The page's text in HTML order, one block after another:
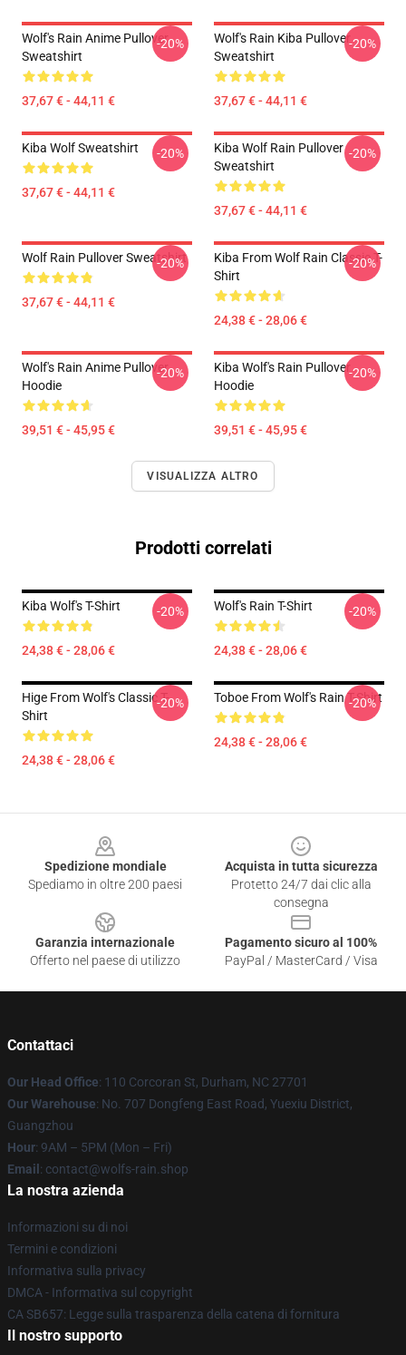
Wolf's Rain Anime Pullover
Sweatshirt
37,67 € - 44,11 €
-20%
Wolf's Rain Kiba Pullover
Sweatshirt
37,67 € - 44,11 €
-20%
Kiba Wolf Sweatshirt
37,67 € - 44,11 €
-20%
Kiba Wolf Rain Pullover
Sweatshirt
37,67 € - 44,11 €
-20%
Wolf Rain Pullover Sweatshirt
37,67 € - 44,11 €
-20%
Kiba From Wolf Rain Classic T-
Shirt
24,38 € - 28,06 €
-20%
Wolf's Rain Anime Pullover
Hoodie
39,51 € - 45,95 €
-20%
Kiba Wolf's Rain Pullover
Hoodie
39,51 € - 45,95 €
-20%
VISUALIZZA ALTRO
Prodotti correlati
Kiba Wolf's T-Shirt
24,38 € - 28,06 €
-20% Wolf's Rain T-Shirt
24,38 € - 28,06 €
-20%
Hige From Wolf's Classic T-
Shirt
24,38 € - 28,06 €
-20% Toboe From Wolf's Rain T-Shirt
24,38 € - 28,06 €
-20%
Spedizione mondiale
Spediamo in oltre 200 paesi
Acquista in tutta sicurezza
Protetto 24/7 dai clic alla
consegna
Garanzia internazionale
Offerto nel paese di utilizzo
Pagamento sicuro al 100%
PayPal / MasterCard / Visa
Contattaci
Our Head Office: 110 Corcoran St, Durham, NC 27701
Our Warehouse: No. 707 Dongfeng East Road, Yuexiu District,
Guangzhou
Hour: 9AM – 5PM (Mon – Fri)
Email : contact@wolfs-rain.shop
La nostra azienda
Informazioni su di noi
Termini e condizioni
Informativa sulla privacy
DMCA - Informativa sul copyright
CA SB657: Legge sulla trasparenza della catena di fornitura
Il nostro supporto